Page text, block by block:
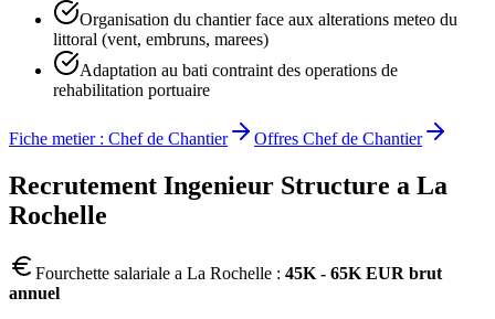
Organisation du chantier face aux alterations meteo du
littoral (vent, embruns, marees)
Adaptation au bati contraint des operations de
rehabilitation portuaire
Fiche metier : Chef de Chantier Offres Chef de Chantier
Recrutement Ingenieur Structure a La
Rochelle
Fourchette salariale a La Rochelle : 45K - 65K EUR brut
annuel